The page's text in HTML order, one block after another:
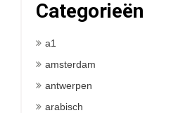
Categorieën
a1
amsterdam
antwerpen
arabisch